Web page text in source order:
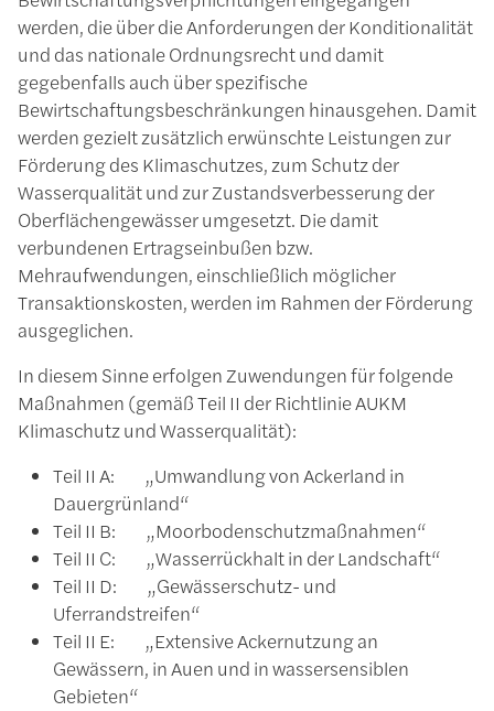
werden, die über die Anforderungen der Konditionalität
und das nationale Ordnungsrecht und damit
gegebenfalls auch über spezifische
Bewirtschaftungsbeschränkungen hinausgehen. Damit
werden gezielt zusätzlich erwünschte Leistungen zur
Förderung des Klimaschutzes, zum Schutz der
Wasserqualität und zur Zustandsverbesserung der
Oberflächengewässer umgesetzt. Die damit
verbundenen Ertragseinbußen bzw.
Mehraufwendungen, einschließlich möglicher
Transaktionskosten, werden im Rahmen der Förderung
ausgeglichen.
In diesem Sinne erfolgen Zuwendungen für folgende
Maßnahmen (gemäß Teil II der Richtlinie AUKM
Klimaschutz und Wasserqualität):
Teil II A: „Umwandlung von Ackerland in
Dauergrünland“
Teil II B: „Moorbodenschutzmaßnahmen“
Teil II C: „Wasserrückhalt in der Landschaft“
Teil II D: „Gewässerschutz- und
Uferrandstreifen“
Teil II E: „Extensive Ackernutzung an
Gewässern, in Auen und in wassersensiblen
Gebieten“